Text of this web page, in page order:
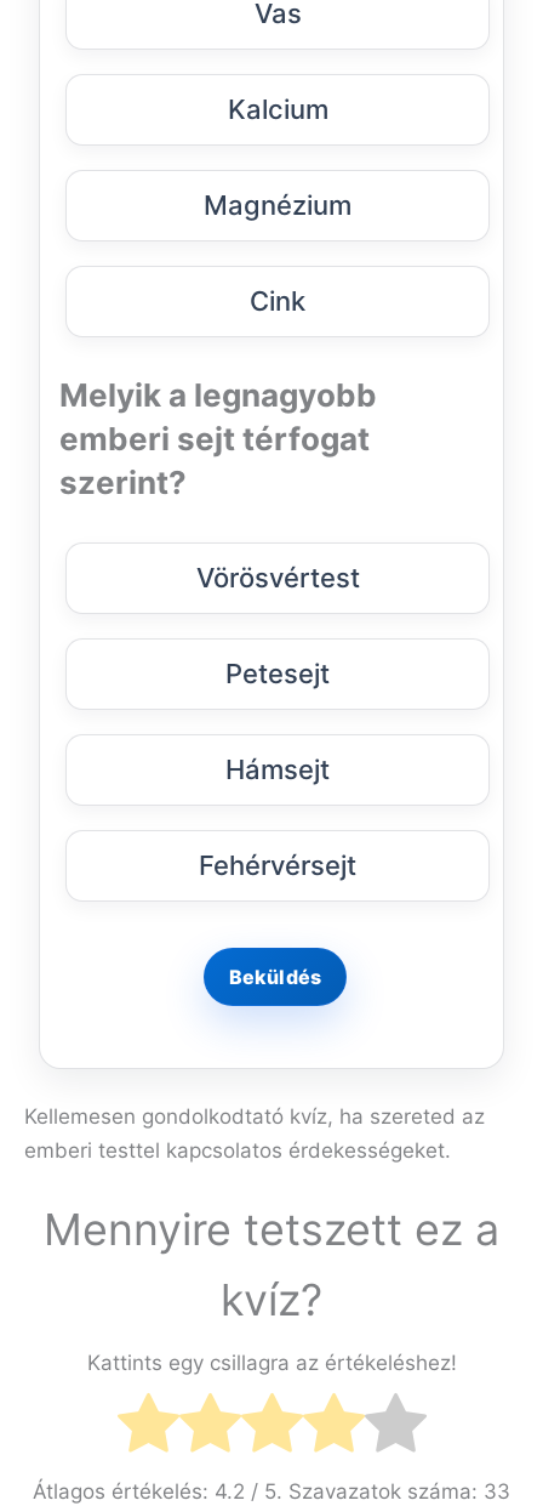
Vas
Kalcium
Magnézium
Cink
Melyik a legnagyobb
emberi sejt térfogat
szerint?
Vörösvértest
Petesejt
Hámsejt
Fehérvérsejt
Kellemesen gondolkodtató kvíz, ha szereted az
emberi testtel kapcsolatos érdekességeket.
Mennyire tetszett ez a
kvíz?
Kattints egy csillagra az értékeléshez!
Átlagos értékelés: 4.2 / 5. Szavazatok száma: 33